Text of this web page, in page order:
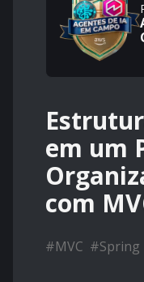
em um
com
#MVC #Spring